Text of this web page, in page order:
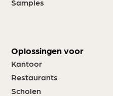
Samples
Oplossingen voor
Kantoor
Restaurants
Scholen